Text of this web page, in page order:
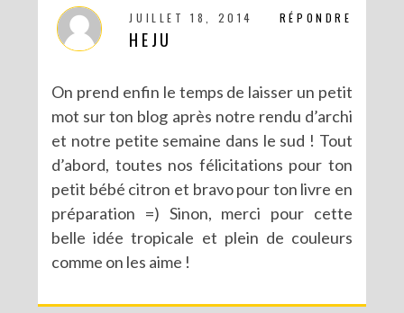
RÉPONDRE
JUILLET 18, 2014
HEJU
On prend enfin le temps de laisser un petit
mot sur ton blog après notre rendu d’archi
et notre petite semaine dans le sud ! Tout
d’abord, toutes nos félicitations pour ton
petit bébé citron et bravo pour ton livre en
préparation =) Sinon, merci pour cette
belle idée tropicale et plein de couleurs
comme on les aime !